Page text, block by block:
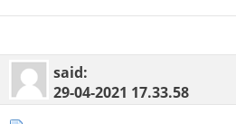
said:
29-04-2021 17.33.58